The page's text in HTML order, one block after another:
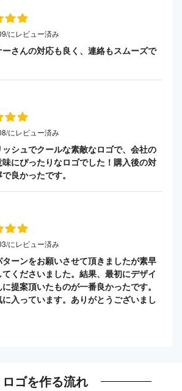
にレビュー済み
さんの対応も良く、連絡もスムーズで
にレビュー済み
ッシュでクールな素敵なロゴで、会社の
にぴったりなロゴでした！購入後の対
良かったです。
にレビュー済み
ーンをお願いさせて頂きましたが素早
てくださいました。結果、最初にデザイ
提案頂いたものが一番良かったです。
に入っています。ありがとうございまし
ロゴを作る流れ